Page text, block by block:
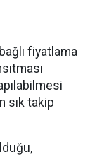
fiyatlama
sık takip